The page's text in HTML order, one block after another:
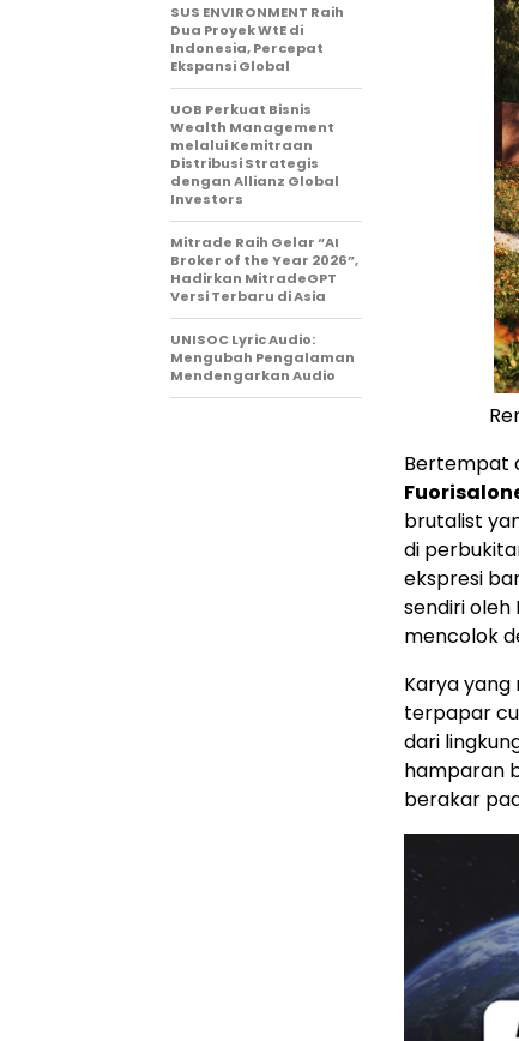
Bertempat
brutalist
di
ekspresi
sendiri oleh
mencolok
Karya yang
terpapar
dari
hamparan
berakar
SUS ENVIRONMENT Raih
Dua Proyek WtE di
Indonesia, Percepat
Ekspansi Global
UOB Perkuat Bisnis
Wealth Management
melalui Kemitraan
Distribusi Strategis
dengan Allianz Global
Investors
Mitrade Raih Gelar “AI
Broker of the Year 2026”,
Hadirkan MitradeGPT
Versi Terbaru di Asia
UNISOC Lyric Audio:
Mengubah Pengalaman
Mendengarkan Audio